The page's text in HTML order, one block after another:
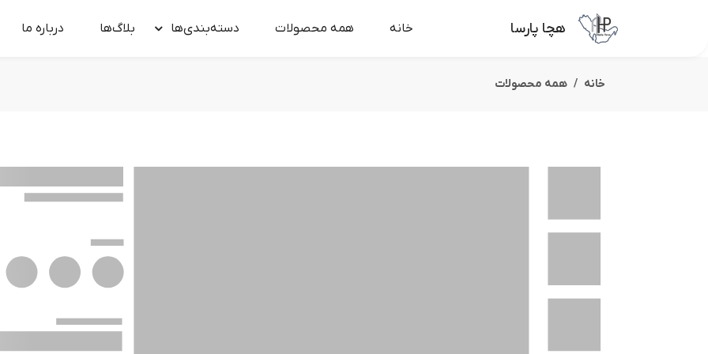
هچا پارسا خانه همه محصولات دسته‌بندی‌ها بلاگ‌ها درباره‌ ما
خانه همه محصولات